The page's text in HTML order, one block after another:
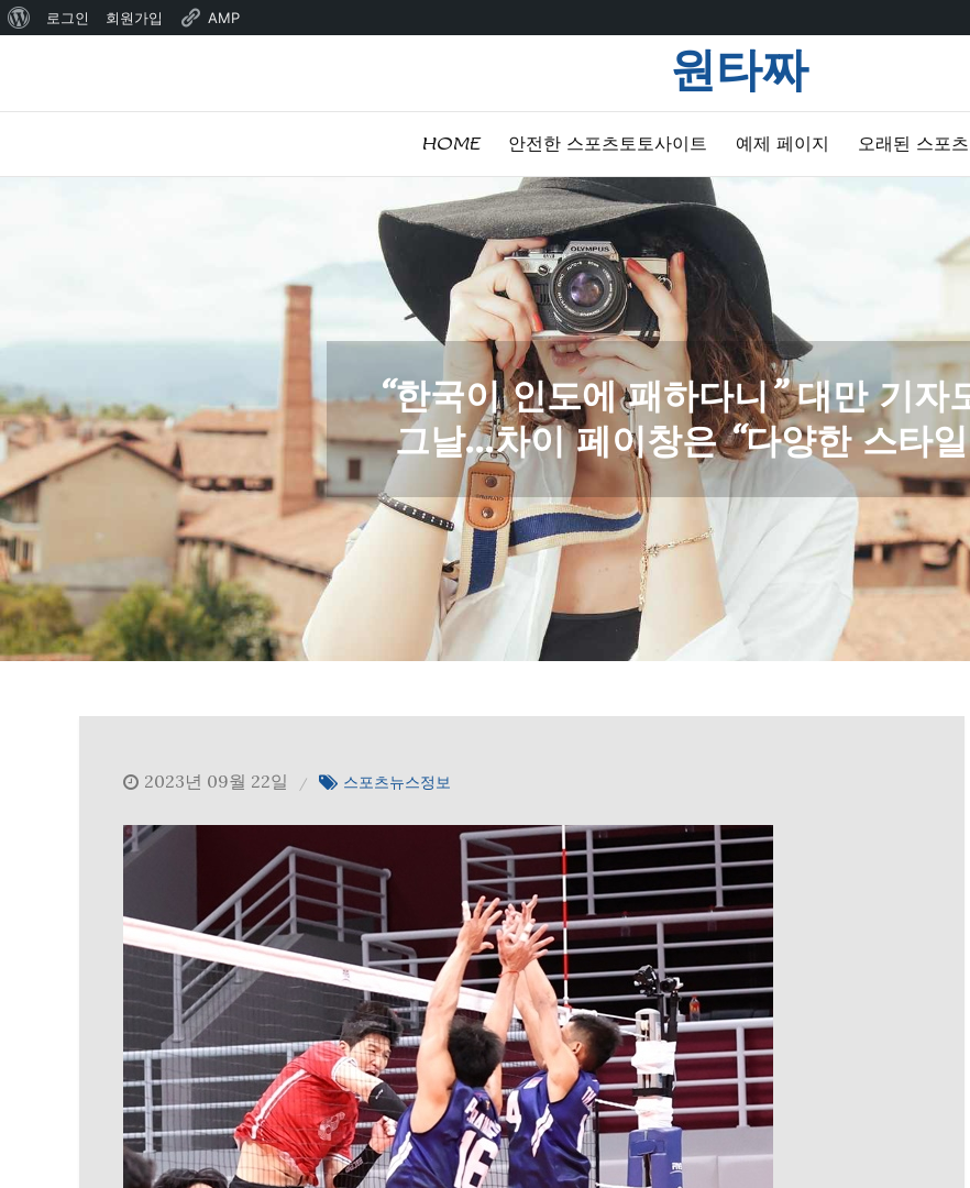
로그인 회원가입 AMP
content
원타짜
HOME 안전한 스포츠토토사이트 예제 페이지 오래된 스포
“한국이 인도에 패하다니” 대만 기자
그날…차이 페이창은 “다양한 스타
2023년 09월 22일 스포츠뉴스정보